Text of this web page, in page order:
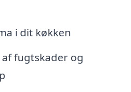
i dit køkken
fugtskader og